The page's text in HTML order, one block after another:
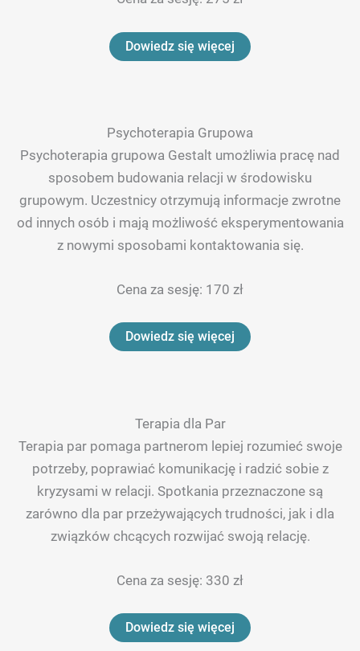
Dowiedz się więcej
Psychoterapia Grupowa
Psychoterapia grupowa Gestalt umożliwia pracę nad
sposobem budowania relacji w środowisku
grupowym. Uczestnicy otrzymują informacje zwrotne
od innych osób i mają możliwość eksperymentowania
z nowymi sposobami kontaktowania się.
Cena za sesję: 170 zł
Dowiedz się więcej
Terapia dla Par
Terapia par pomaga partnerom lepiej rozumieć swoje
potrzeby, poprawiać komunikację i radzić sobie z
kryzysami w relacji. Spotkania przeznaczone są
zarówno dla par przeżywających trudności, jak i dla
związków chcących rozwijać swoją relację.
Cena za sesję: 330 zł
Dowiedz się więcej